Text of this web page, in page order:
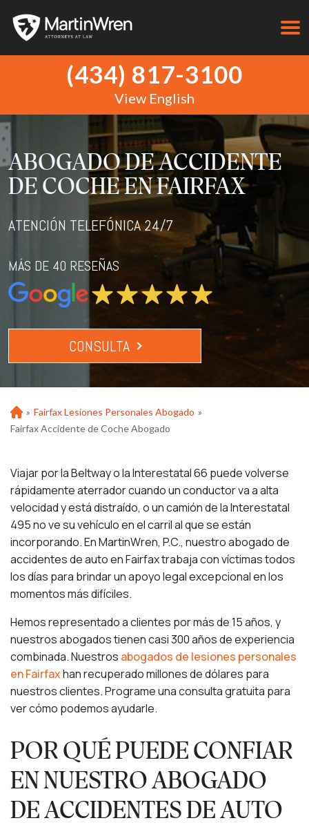
(434) 817-3100
View English
ABOGADO DE ACCIDENTE
DE COCHE EN FAIRFAX
ATENCIÓN TELEFÓNICA 24/7
MÁS DE 40 RESEÑAS
CONSULTA
Ho
m
» Fairfax Lesiones Personales Abogado »
Fairfax Accidente de Coche Abogado
Viajar por la Beltway o la Interestatal 66 puede volverse
rápidamente aterrador cuando un conductor va a alta
velocidad y está distraído, o un camión de la Interestatal
495 no ve su vehículo en el carril al que se están
incorporando. En MartinWren, P.C., nuestro abogado de
accidentes de auto en Fairfax trabaja con víctimas todos
los días para brindar un apoyo legal excepcional en los
momentos más difíciles.
Hemos representado a clientes por más de 15 años, y
nuestros abogados tienen casi 300 años de experiencia
combinada. Nuestros abogados de lesiones personales
en Fairfaxhan recuperado millones de dólares para
nuestros clientes. Programe una consulta gratuita para
ver cómo podemos ayudarle.
POR QUÉ PUEDE CONFIAR
EN NUESTRO ABOGADO
DE ACCIDENTES DE AUTO